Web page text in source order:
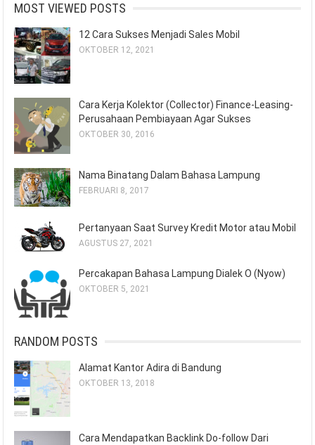
MOST VIEWED POSTS
12 Cara Sukses Menjadi Sales Mobil
OKTOBER 12, 2021
Cara Kerja Kolektor (Collector) Finance-Leasing-
Perusahaan Pembiayaan Agar Sukses
OKTOBER 30, 2016
Nama Binatang Dalam Bahasa Lampung
FEBRUARI 8, 2017
Pertanyaan Saat Survey Kredit Motor atau Mobil
AGUSTUS 27, 2021
Percakapan Bahasa Lampung Dialek O (Nyow)
OKTOBER 5, 2021
RANDOM POSTS
Alamat Kantor Adira di Bandung
OKTOBER 13, 2018
Cara Mendapatkan Backlink Do-follow Dari